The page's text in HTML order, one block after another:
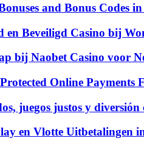
and Bonus Codes
en Beveiligd Casino bij
bij Naobet Casino voor
Online Payments
juegos justos y
en Vlotte Uitbetalingen